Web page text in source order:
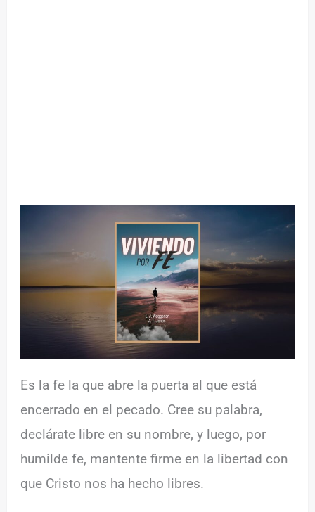
Es la fe la que abre la puerta al que está
encerrado en el pecado. Cree su palabra,
declárate libre en su nombre, y luego, por
humilde fe, mantente firme en la libertad con
que Cristo nos ha hecho libres.